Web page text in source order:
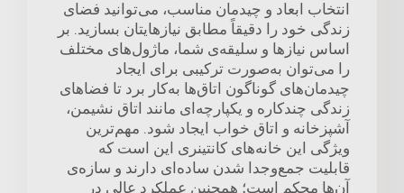
انتخاب ابعاد و چیدمان مناسب، می‌توانید فضای
زندگی خود را دقیقاً مطابق نیازهایتان بسازید. بر
اساس نیازها و سلیقه‌ی شما، ماژول‌های مختلف
را می‌توان به‌صورت ترکیبی برای ایجاد
چیدمان‌های گوناگون اتاق‌ها به‌کار برد تا فضاهای
زندگی چندکاره و یکپارچه‌ای مانند اتاق نشیمن،
آشپزخانه و اتاق خواب ایجاد شود. مهم‌ترین
ویژگی این خانه‌های کانتینری این است که
قابلیت جمع‌و‌جدا شدن ساده‌ای دارند و سازه‌ی
آن‌ها محکم است؛ همچنین عملکرد عالی در